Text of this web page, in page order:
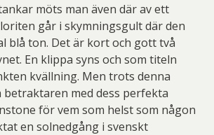
möts man även där av ett
går i skymningsgult där den
blå ton. Det är kort och gott två
En klippa syns och som titeln
kvällning. Men trots denna
betraktaren med dess perfekta
för vem som helst som någon
en solnedgång i svenskt